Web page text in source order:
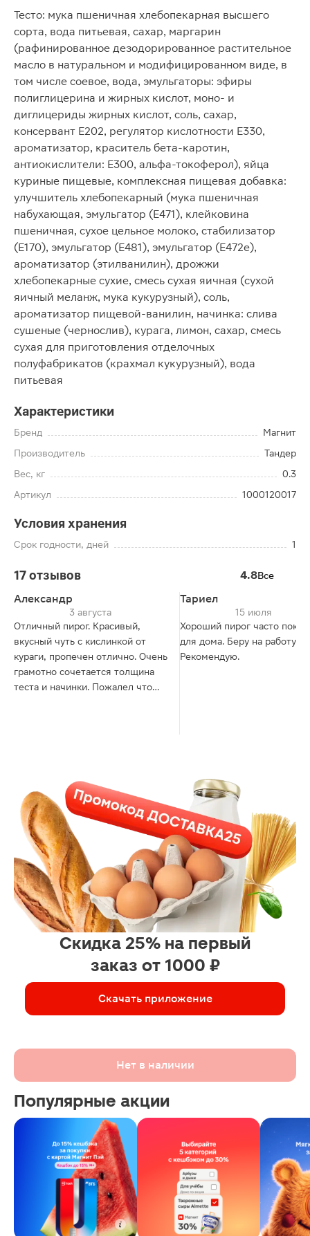
Тесто: мука пшеничная хлебопекарная высшего
сорта, вода питьевая, сахар, маргарин
(рафинированное дезодорированное растительное
масло в натуральном и модифицированном виде, в
том числе соевое, вода, эмульгаторы: эфиры
полиглицерина и жирных кислот, моно- и
диглицериды жирных кислот, соль, сахар,
консервант Е202, регулятор кислотности Е330,
ароматизатор, краситель бета-каротин,
антиокислители: Е300, альфа-токоферол), яйца
куриные пищевые, комплексная пищевая добавка:
улучшитель хлебопекарный (мука пшеничная
набухающая, эмульгатор (Е471), клейковина
пшеничная, сухое цельное молоко, стабилизатор
(Е170), эмульгатор (Е481), эмульгатор (Е472е),
ароматизатор (этилванилин), дрожжи
хлебопекарные сухие, смесь сухая яичная (сухой
яичный меланж, мука кукурузный), соль,
ароматизатор пищевой-ванилин, начинка: слива
сушеные (чернослив), курага, лимон, сахар, смесь
сухая для приготовления отделочных
полуфабрикатов (крахмал кукурузный), вода
питьевая
Характеристики
Бренд
Магнит
Производитель
Тандер
Вес, кг
0.3
Артикул
1000120017
Условия хранения
Срок годности, дней 1
17 отзывов 4.8Все
Александр
3 августа
Отличный пирог. Красивый,
вкусный чуть с кислинкой от
кураги, пропечен отлично. Очень
грамотно сочетается толщина
теста и начинки. Пожалел что
Тариел
15 июля
Хороший пирог часто покупаю
для дома. Беру на работу.
Рекомендую.
Скидка 25% на первый
заказ от 1000 ₽
Скачать приложение
Нет в наличии
Популярные акции